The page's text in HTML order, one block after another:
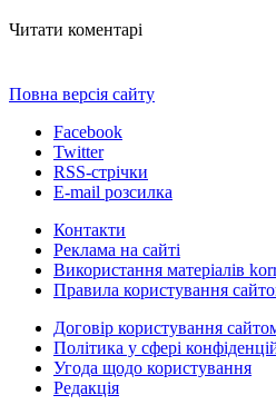
Читати коментарі
Повна версія сайту
Facebook
Twitter
RSS-стрічки
E-mail розсилка
Контакти
Реклама на сайті
Використання матеріалів
Правила користування
Договір користування
Політика у сфері
Угода щодо користування
Редакція